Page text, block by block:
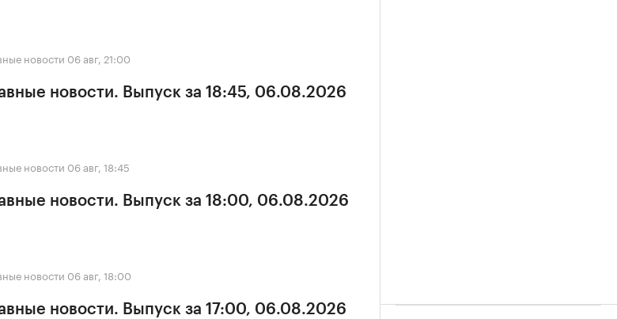
новости 06 авг, 21:00
новости. Выпуск за 18:45, 06.08.2026
новости 06 авг, 18:45
новости. Выпуск за 18:00, 06.08.2026
новости 06 авг, 18:00
новости. Выпуск за 17:00, 06.08.2026